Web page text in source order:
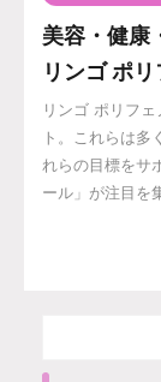
美容・健康
リンゴ ポ
リンゴ ポリフ
ト。これらは多
れらの目標をサ
ール」が注目を